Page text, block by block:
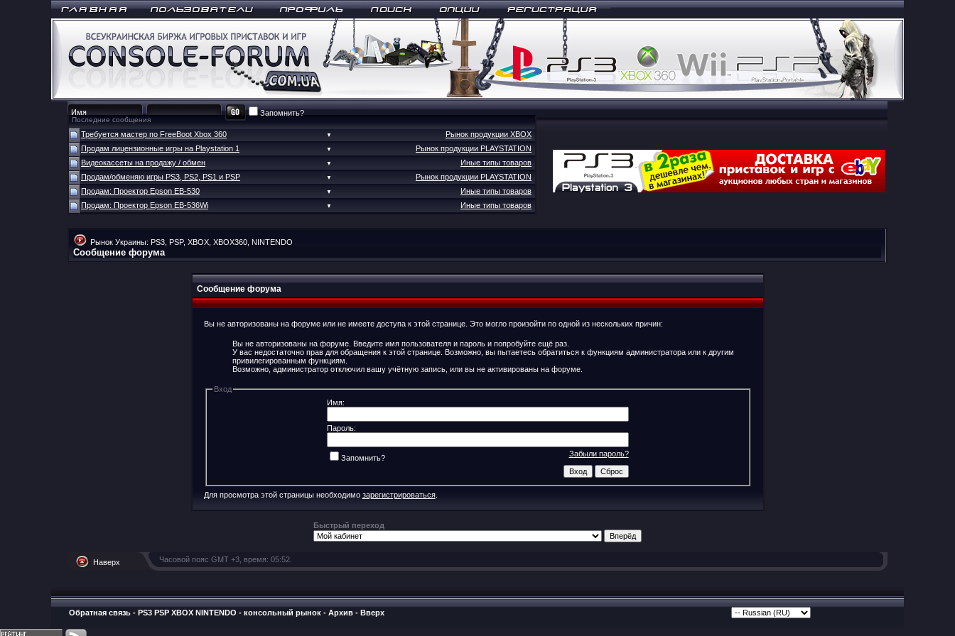
Запомнить?
Последние сообщения
Требуется мастер по FreeBoot Xbox 360 ▼
Рынок продукции XBOX
Продам лицензионные игры на Playstation 1
▼
Рынок продукции PLAYSTATION
Видеокассеты на продажу / обмен
▼
Иные типы товаров
Продам/обменяю игры PS3, PS2, PS1 и PSP
▼
Рынок продукции PLAYSTATION
Продам: Проектор Epson EB-530
▼
Иные типы товаров
Продам: Проектор Epson EB-536Wi
▼ Иные типы товаров
Рынок Украины: PS3, PSP, XBOX, XBOX360, NINTENDO
Сообщение форума
Сообщение форума
Вы не авторизованы на форуме или не имеете доступа к этой странице. Это могло произойти по одной из нескольких причин:
Вы не авторизованы на форуме. Введите имя пользователя и пароль и попробуйте ещё раз.
У вас недостаточно прав для обращения к этой странице. Возможно, вы пытаетесь обратиться к функциям администратора или к другим
привилегированным функциям.
Возможно, администратор отключил вашу учётную запись, или вы не активированы на форуме.
Вход
Имя:
Пароль:
Забыли пароль?
Запомнить?
Для просмотра этой страницы необходимо зарегистрироваться.
Быстрый переход
Наверх Часовой пояс GMT +3, время: 05:52
Обратная связь - PS3 PSP XBOX NINTENDO - консольный рынок - Архив - Вверх